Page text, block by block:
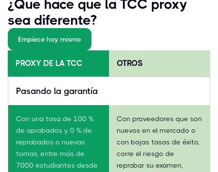
¿Qué hace que la TCC proxy
sea diferente?
Empiece hoy mismo
PROXY DE LA TCC OTROS
Pasando la garantía
Con una tasa de 100 %
de aprobados y 0 % de
reprobados o nuevas
tomas, entre más de
7000 estudiantes desde
Con proveedores que son
nuevos en el mercado o
con bajas tasas de éxito,
corre el riesgo de
reprobar su examen,